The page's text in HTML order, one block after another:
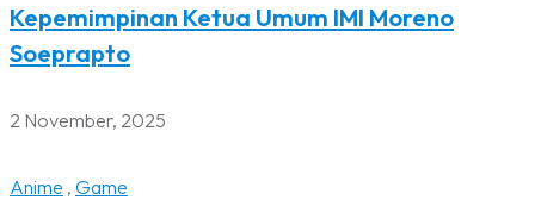
Kepemimpinan Ketua Umum IMI Moreno
Soeprapto
2 November, 2025
Anime , Game